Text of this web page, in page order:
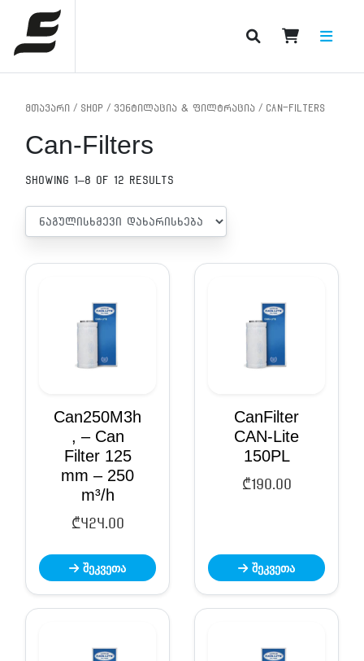
PRODUCT CATEGORIES
მთავარი / Shop / ვენტილაცია & ფილტრაცია / Can-Filters
Can-Filters
Showing 1–8 of 12 results
Can250M3h
, – Can
Filter 125
mm – 250
m³/h
₾ 424.00
შეკვეთა
CanFilter
CAN-Lite
150PL
₾ 190.00
შეკვეთა